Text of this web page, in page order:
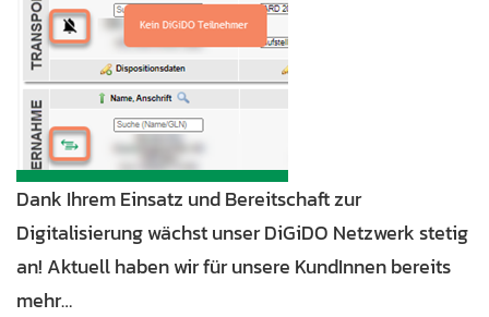
Dank Ihrem Einsatz und Bereitschaft zur
Digitalisierung wächst unser DiGiDO Netzwerk stetig
an! Aktuell haben wir für unsere KundInnen bereits
mehr…